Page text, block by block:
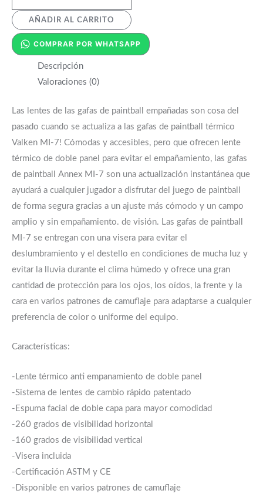
AÑADIR AL CARRITO
COMPRAR POR WHATSAPP
Descripción
Valoraciones (0)
Las lentes de las gafas de paintball empañadas son cosa del
pasado cuando se actualiza a las gafas de paintball térmico
Valken MI-7! Cómodas y accesibles, pero que ofrecen lente
térmico de doble panel para evitar el empañamiento, las gafas
de paintball Annex MI-7 son una actualización instantánea que
ayudará a cualquier jugador a disfrutar del juego de paintball
de forma segura gracias a un ajuste más cómodo y un campo
amplio y sin empañamiento. de visión. Las gafas de paintball
MI-7 se entregan con una visera para evitar el
deslumbramiento y el destello en condiciones de mucha luz y
evitar la lluvia durante el clima húmedo y ofrece una gran
cantidad de protección para los ojos, los oídos, la frente y la
cara en varios patrones de camuflaje para adaptarse a cualquier
preferencia de color o uniforme del equipo.
Características:
-Lente térmico anti empanamiento de doble panel
-Sistema de lentes de cambio rápido patentado
-Espuma facial de doble capa para mayor comodidad
-260 grados de visibilidad horizontal
-160 grados de visibilidad vertical
-Visera incluida
-Certificación ASTM y CE
-Disponible en varios patrones de camuflaje